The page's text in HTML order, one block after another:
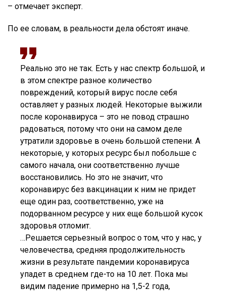
– отмечает эксперт.
По ее словам, в реальности дела обстоят иначе.
Реально это не так. Есть у нас спектр большой, и
в этом спектре разное количество
повреждений, который вирус после себя
оставляет у разных людей. Некоторые выжили
после коронавируса – это не повод страшно
радоваться, потому что они на самом деле
утратили здоровье в очень большой степени. А
некоторые, у которых ресурс был побольше с
самого начала, они соответственно лучше
восстановились. Но это не значит, что
коронавирус без вакцинации к ним не придет
еще один раз, соответственно, уже на
подорванном ресурсе у них еще большой кусок
здоровья отломит.
…Решается серьезный вопрос о том, что у нас, у
человечества, средняя продолжительность
жизни в результате пандемии коронавируса
упадет в среднем где-то на 10 лет. Пока мы
видим падение примерно на 1,5-2 года,